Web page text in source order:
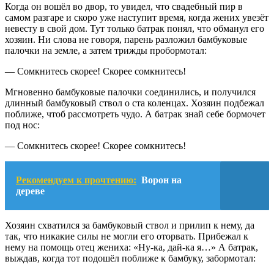
Когда он вошёл во двор, то увидел, что свадебный пир в
самом разгаре и скоро уже наступит время, когда жених увезёт
невесту в свой дом. Тут только батрак понял, что обманул его
хозяин. Ни слова не говоря, парень разложил бамбуковые
палочки на земле, а затем трижды пробормотал:
— Сомкнитесь скорее! Скорее сомкнитесь!
Мгновенно бамбуковые палочки соединились, и получился
длинный бамбуковый ствол о ста коленцах. Хозяин подбежал
поближе, чтоб рассмотреть чудо. А батрак знай себе бормочет
под нос:
— Сомкнитесь скорее! Скорее сомкнитесь!
Рекомендуем к прочтению: Ворон на
дереве
Хозяин схватился за бамбуковый ствол и прилип к нему, да
так, что никакие силы не могли его оторвать. Прибежал к
нему на помощь отец жениха: «Ну-ка, дай-ка я…» А батрак,
выждав, когда тот подошёл поближе к бамбуку, забормотал: